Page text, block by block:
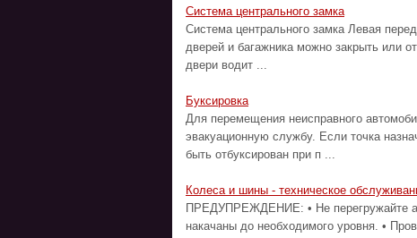
Система центрального замка
Система центрального замка Левая
дверей и багажника можно закрыть или
двери водит ...
Буксировка
Для перемещения неисправного
эвакуационную службу. Если точка
быть отбуксирован при п ...
Колеса и шины - техническое
ПРЕДУПРЕЖДЕНИЕ: • Не перегружайте
накачаны до необходимого уровня. •